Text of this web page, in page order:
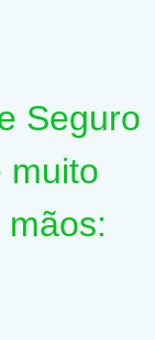
Seguro
muito